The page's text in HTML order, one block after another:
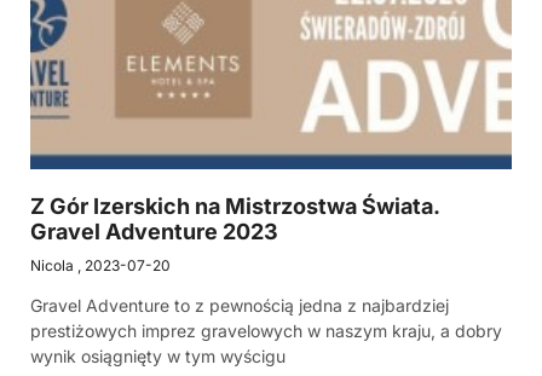
Z Gór Izerskich na Mistrzostwa Świata.
Gravel Adventure 2023
Nicola 2023-07-20
Gravel Adventure to z pewnością jedna z najbardziej
prestiżowych imprez gravelowych w naszym kraju, a dobry
wynik osiągnięty w tym wyścigu